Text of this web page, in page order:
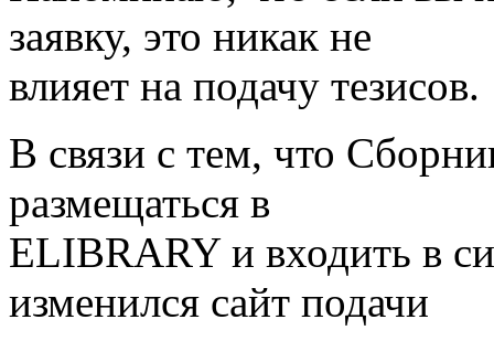
заявку, это никак не
влияет на подачу тезисов.
В связи с тем, что
размещаться в
ELIBRARY и входить в
изменился сайт подачи